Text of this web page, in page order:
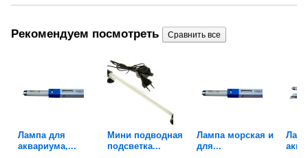
Рекомендуем посмотреть
Лампа для
аквариума,...
Мини подводная
подсветка...
Лампа морская и
для...